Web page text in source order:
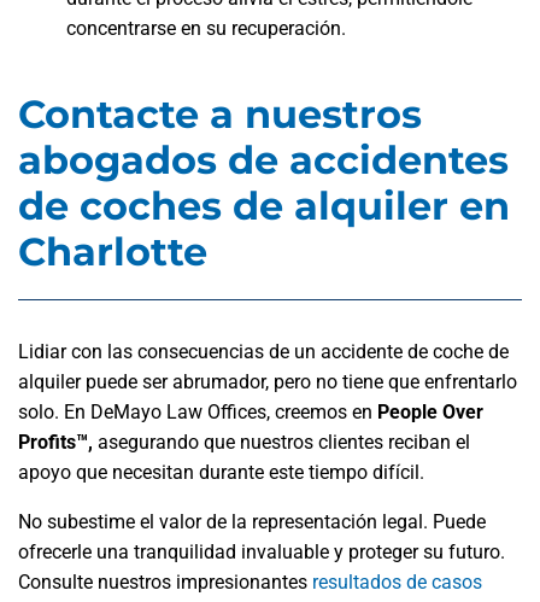
concentrarse en su recuperación.
Contacte a nuestros
abogados de accidentes
de coches de alquiler en
Charlotte
Lidiar con las consecuencias de un accidente de coche de
alquiler puede ser abrumador, pero no tiene que enfrentarlo
solo. En DeMayo Law Offices, creemos en People Over
Profits™, asegurando que nuestros clientes reciban el
apoyo que necesitan durante este tiempo difícil.
No subestime el valor de la representación legal. Puede
ofrecerle una tranquilidad invaluable y proteger su futuro.
Consulte nuestros impresionantes resultados de casos